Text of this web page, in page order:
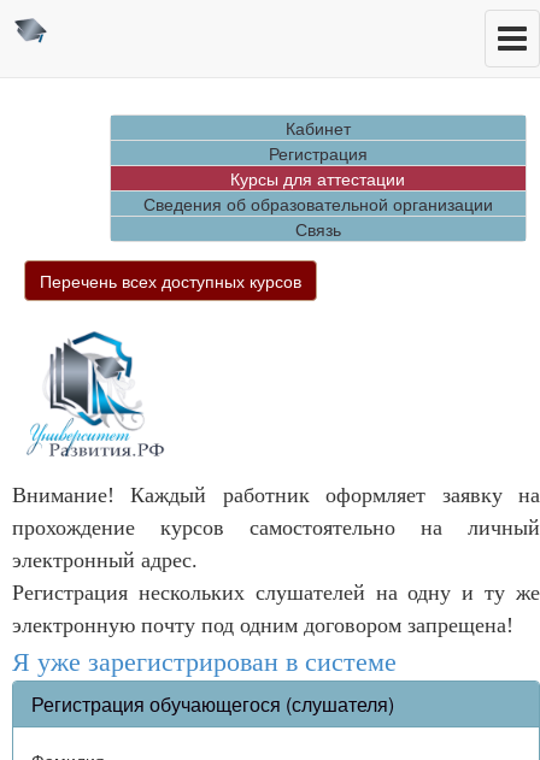
Кабинет
Регистрация
Курсы для аттестации
Сведения об образовательной организации
Связь
Перечень всех доступных курсов
Внимание! Каждый работник оформляет заявку на
прохождение курсов самостоятельно на личный
электронный адрес.
Регистрация нескольких слушателей на одну и ту же
электронную почту под одним договором запрещена!
Я уже зарегистрирован в системе
Регистрация обучающегося (слушателя)